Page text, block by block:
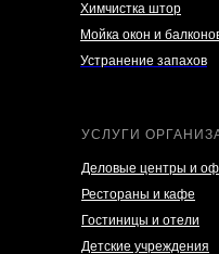
Химчистка штор
Мойка окон и
Устранение запахов
УСЛУГИ
Деловые центры и
Рестораны и кафе
Гостиницы и отели
Детские учреждения